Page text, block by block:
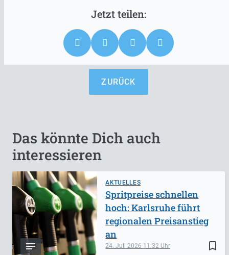
ZURÜCK
Das könnte Dich auch
interessieren
AKTUELLES
bookmark_border
24. Juli 2026 11:32
Spritpreise schnellen
hoch: Karlsruhe führt
regionalen Preisanstieg
an